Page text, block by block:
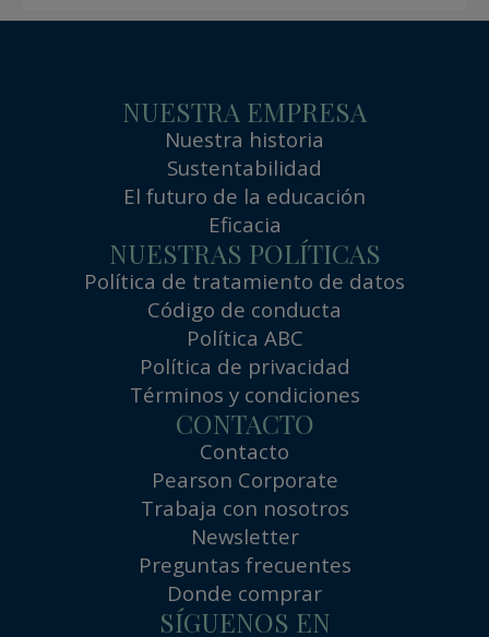
NUESTRA EMPRESA
Nuestra historia
Sustentabilidad
El futuro de la educación
Eficacia
NUESTRAS POLÍTICAS
Política de tratamiento de datos
Código de conducta
Política ABC
Política de privacidad
Términos y condiciones
CONTACTO
Contacto
Pearson Corporate
Trabaja con nosotros
Newsletter
Preguntas frecuentes
Donde comprar
SÍGUENOS EN